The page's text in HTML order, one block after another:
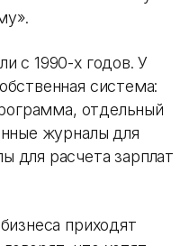
с 1990-х годов. У
система:
отдельный
журналы для
для расчета зарплат
приходят